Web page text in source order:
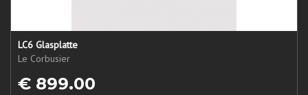
LC6 Glasplatte
Le Corbusier
€ 899.00